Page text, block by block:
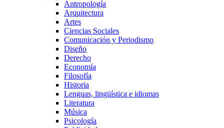
Antropología
Arquitectura
Artes
Ciencias Sociales
Comunicación y Periodismo
Diseño
Derecho
Economía
Filosofía
Historia
Lenguas, lingüística e idiomas
Literatura
Música
Psicología